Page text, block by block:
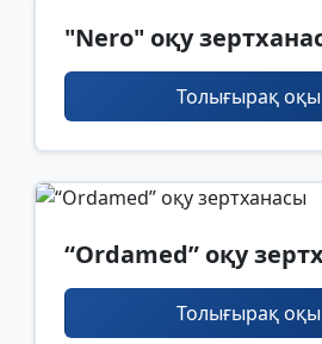
"Nero" оқу
Толығырақ
“Ordamed” оқу
Толығырақ